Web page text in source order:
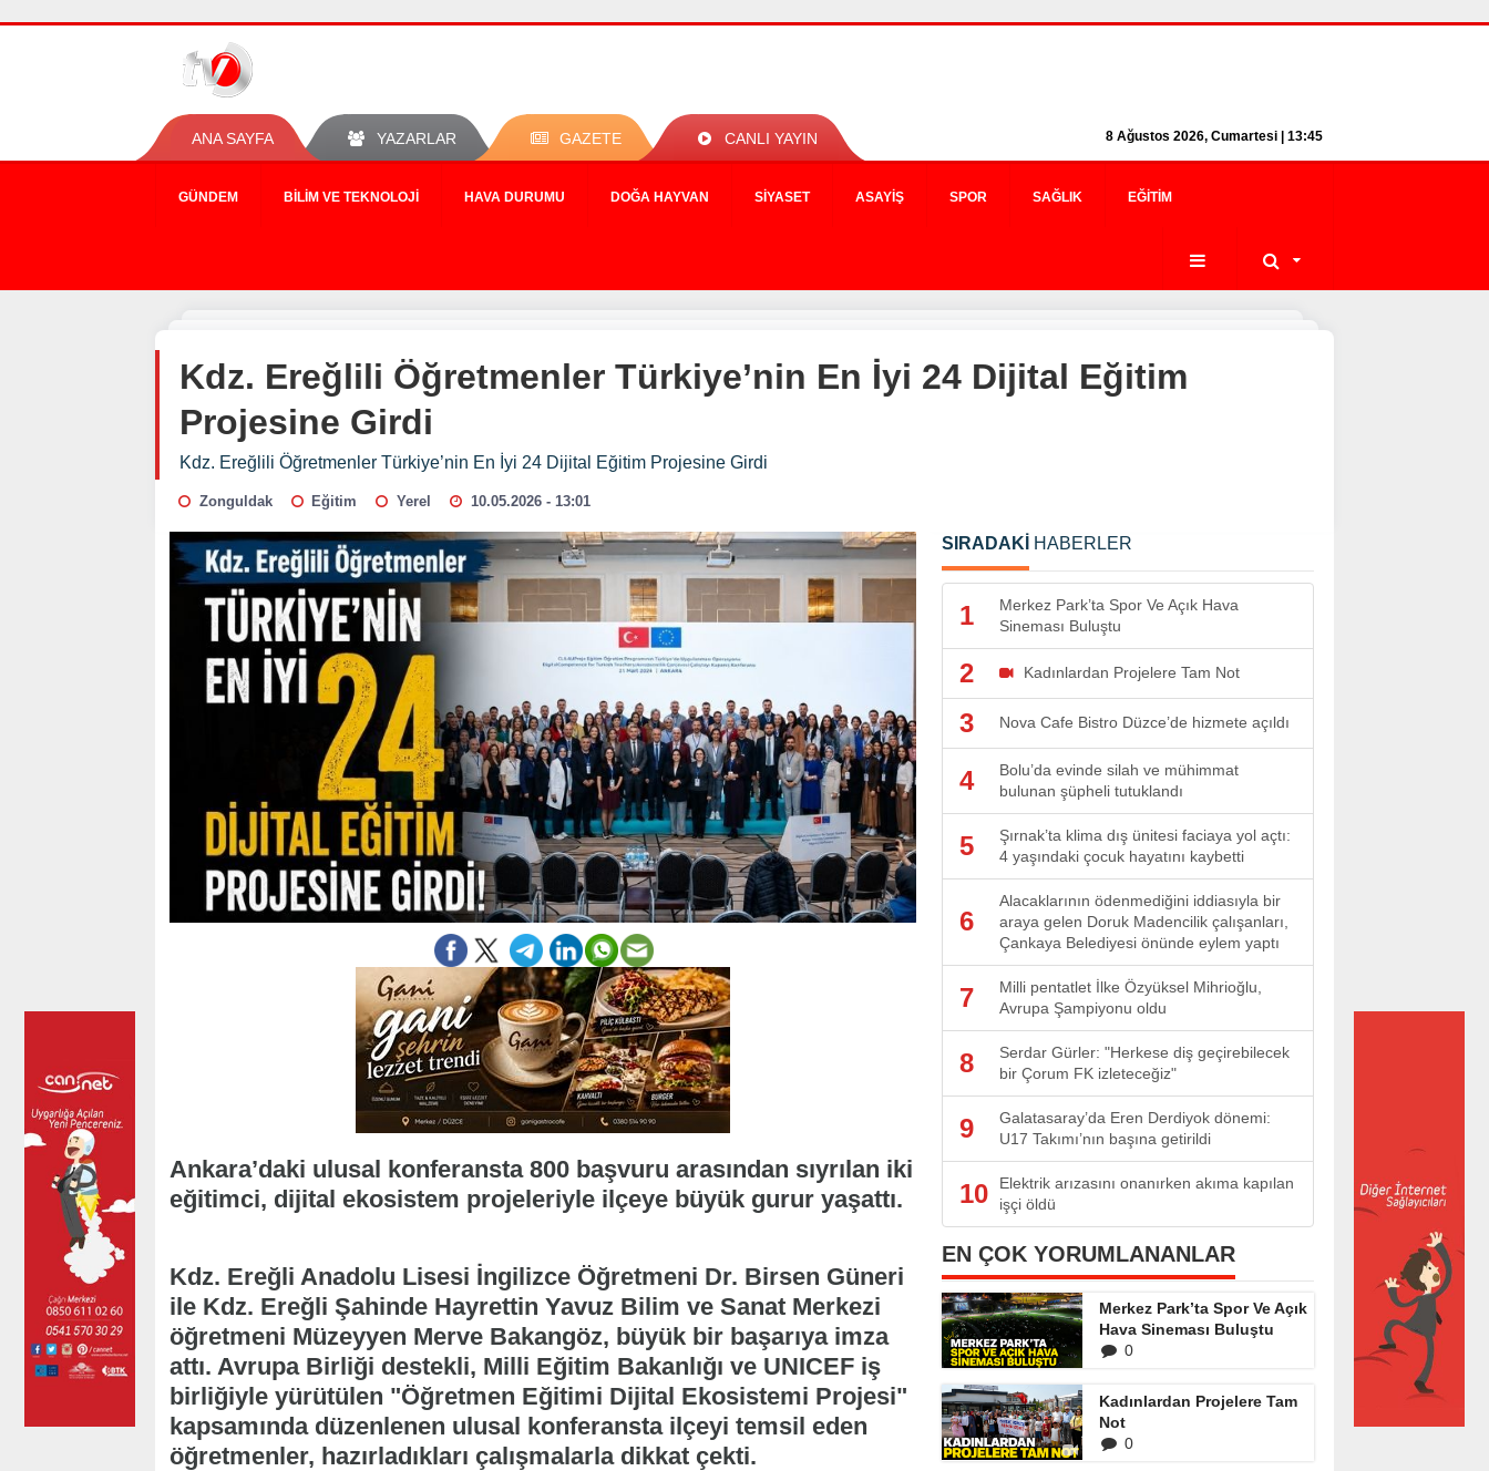
ANA SAYFA YAZARLAR GAZETE CANLI YAYIN 8 Ağustos 2026, Cumartesi | 13:45
GÜNDEM BILIM VE TEKNOLOJI HAVA DURUMU DOĞA HAYVAN SIYASET ASAYIŞ SPOR SAĞLIK EĞITIM
Kdz. Ereğlili Öğretmenler Türkiye’nin En İyi 24 Dijital Eğitim
Projesine Girdi
Kdz. Ereğlili Öğretmenler Türkiye’nin En İyi 24 Dijital Eğitim Projesine Girdi
Zonguldak Eğitim Yerel 10.05.2026 - 13:01
Ankara’daki ulusal konferansta 800 başvuru arasından sıyrılan iki
eğitimci, dijital ekosistem projeleriyle ilçeye büyük gurur yaşattı.
Kdz. Ereğli Anadolu Lisesi İngilizce Öğretmeni Dr. Birsen Güneri
ile Kdz. Ereğli Şahinde Hayrettin Yavuz Bilim ve Sanat Merkezi
öğretmeni Müzeyyen Merve Bakangöz, büyük bir başarıya imza
attı. Avrupa Birliği destekli, Milli Eğitim Bakanlığı ve UNICEF iş
birliğiyle yürütülen "Öğretmen Eğitimi Dijital Ekosistemi Projesi"
kapsamında düzenlenen ulusal konferansta ilçeyi temsil eden
öğretmenler, hazırladıkları çalışmalarla dikkat çekti.
SIRADAKİ HABERLER
1
Merkez Park’ta Spor Ve Açık Hava
Sineması Buluştu
2 Kadınlardan Projelere Tam Not
3 Nova Cafe Bistro Düzce’de hizmete açıldı
4
Bolu’da evinde silah ve mühimmat
bulunan şüpheli tutuklandı
5
Şırnak’ta klima dış ünitesi faciaya yol açtı:
4 yaşındaki çocuk hayatını kaybetti
6
Alacaklarının ödenmediğini iddiasıyla bir
araya gelen Doruk Madencilik çalışanları,
Çankaya Belediyesi önünde eylem yaptı
7
Milli pentatlet İlke Özyüksel Mihrioğlu,
Avrupa Şampiyonu oldu
8
Serdar Gürler: "Herkese diş geçirebilecek
bir Çorum FK izleteceğiz"
9
Galatasaray’da Eren Derdiyok dönemi:
U17 Takımı’nın başına getirildi
10
Elektrik arızasını onanırken akıma kapılan
işçi öldü
EN ÇOK YORUMLANANLAR
Merkez Park’ta Spor Ve Açık
Hava Sineması Buluştu
0
Kadınlardan Projelere Tam
Not
0